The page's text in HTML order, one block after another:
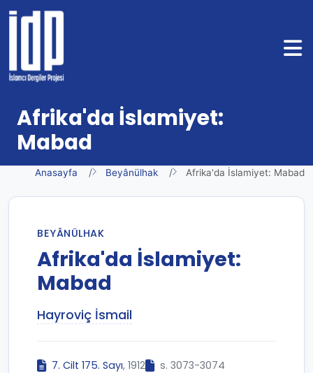
Afrika'da İslamiyet:
Mabad
Anasayfa Beyânülhak Afrika'da İslamiyet: Mabad
BEYÂNÜLHAK
Afrika'da İslamiyet:
Mabad
Hayroviç İsmail
7. Cilt 175. Sayı, 1912 s. 3073-3074